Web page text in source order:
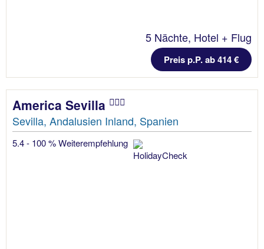
5 Nächte, Hotel + Flug
Preis p.P. ab 414 €
America Sevilla
Sevilla, Andalusien Inland, Spanien
5.4 - 100 % Weiterempfehlung